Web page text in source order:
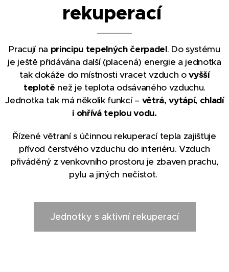
rekuperací
Pracují na principu tepelných čerpadel. Do systému
je ještě přidávána další (placená) energie a jednotka
tak dokáže do místnosti vracet vzduch ovyšší
teplotě než je teplota odsávaného vzduchu.
Jednotka tak má několik funkcí – větrá, vytápí, chladí
i ohřívá teplou vodu.
Řízené větraní s účinnou rekuperací tepla zajišťuje
přívod čerstvého vzduchu do interiéru. Vzduch
přiváděný z venkovního prostoru je zbaven prachu,
pylu a jiných nečistot.
Jednotky s aktivní rekuperací